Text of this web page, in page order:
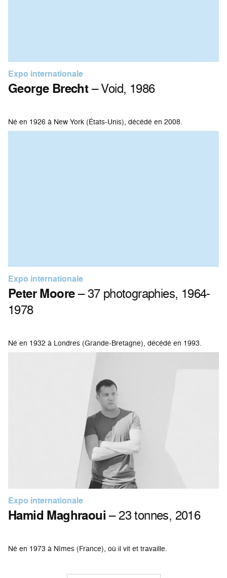
Expo internationale
George Brecht– Void, 1986
Né en 1926 à New York (États-Unis), décédé en 2008.
Expo internationale
Peter Moore– 37 photographies, 1964-
1978
Né en 1932 à Londres (Grande-Bretagne), décédé en 1993.
Expo internationale
Hamid Maghraoui– 23 tonnes, 2016
Né en 1973 à Nîmes (France), où il vit et travaille.